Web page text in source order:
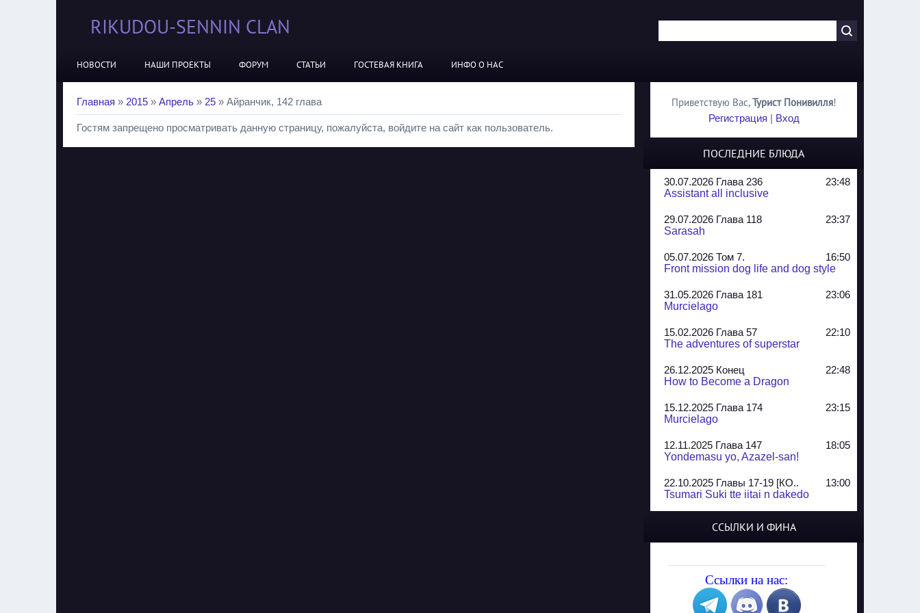
RIKUDOU-SENNIN CLAN
НОВОСТИ НАШИ ПРОЕКТЫ ФОРУМ СТАТЬИ ГОСТЕВАЯ КНИГА ИНФО О НАС
Главная » 2015 » Апрель » 25 » Айранчик, 142 глава
Гостям запрещено просматривать данную страницу, пожалуйста, войдите на сайт как пользователь.
Приветствую Вас,Турист Понивилля!
Регистрация | Вход
ПОСЛЕДНИЕ БЛЮДА
30.07.2026 Глава 236
23:48
Assistant all inclusive
29.07.2026 Глава 118
23:37
Sarasah
05.07.2026 Том 7.
16:50
Front mission dog life and dog style
31.05.2026 Глава 181
23:06
Murcielago
15.02.2026 Глава 57
22:10
The adventures of superstar
26.12.2025 Конец
22:48
How to Become a Dragon
15.12.2025 Глава 174
23:15
Murcielago
12.11.2025 Глава 147
18:05
Yondemasu yo, Azazel-san!
22.10.2025 Главы 17-19 [КО..
13:00
Tsumari Suki tte iitai n dakedo
Jungle Juice
Yozakura Shijuusou
08.08.2025 Глава 50
A Compendium of Ghosts
ССЫЛКИ И ФИНА
Ссылки на нас: